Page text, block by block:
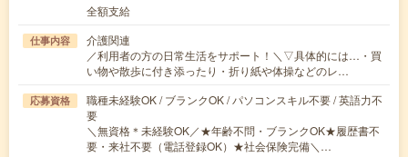
全額支給
仕事内容
介護関連
／利用者の方の日常生活をサポート！＼▽具体的には…・買
い物や散歩に付き添ったり・折り紙や体操などのレ…
応募資格
職種未経験OK / ブランクOK / パソコンスキル不要 / 英語力不
要
＼無資格＊未経験OK／★年齢不問・ブランクOK★履歴書不
要・来社不要（電話登録OK）★社会保険完備＼…